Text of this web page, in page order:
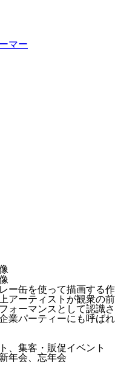
マー
ー缶を使って描画する作
アーティストが観衆の前
ォーマンスとして認識さ
業パーティーにも呼ばれ
、集客・販促イベント
年会、忘年会